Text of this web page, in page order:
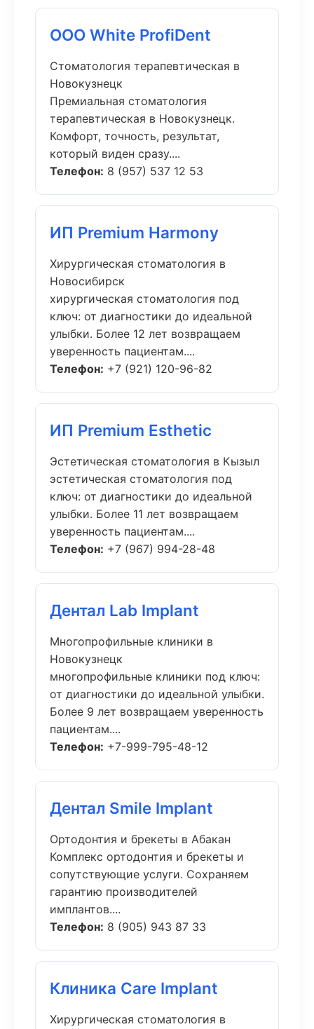
ООО White ProfiDent
Стоматология терапевтическая в
Новокузнецк
Премиальная стоматология
терапевтическая в Новокузнецк.
Комфорт, точность, результат,
который виден сразу....
Телефон: 8 (957) 537 12 53
ИП Premium Harmony
Хирургическая стоматология в
Новосибирск
хирургическая стоматология под
ключ: от диагностики до идеальной
улыбки. Более 12 лет возвращаем
уверенность пациентам....
Телефон: +7 (921) 120-96-82
ИП Premium Esthetic
Эстетическая стоматология в Кызыл
эстетическая стоматология под
ключ: от диагностики до идеальной
улыбки. Более 11 лет возвращаем
уверенность пациентам....
Телефон: +7 (967) 994-28-48
Дентал Lab Implant
Многопрофильные клиники в
Новокузнецк
многопрофильные клиники под ключ:
от диагностики до идеальной улыбки.
Более 9 лет возвращаем уверенность
пациентам....
Телефон: +7-999-795-48-12
Дентал Smile Implant
Ортодонтия и брекеты в Абакан
Комплекс ортодонтия и брекеты и
сопутствующие услуги. Сохраняем
гарантию производителей
имплантов....
Телефон: 8 (905) 943 87 33
Клиника Care Implant
Хирургическая стоматология в